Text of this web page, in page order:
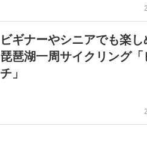
ビギナーやシニアでも楽
琵琶湖一周サイクリング「
チ」